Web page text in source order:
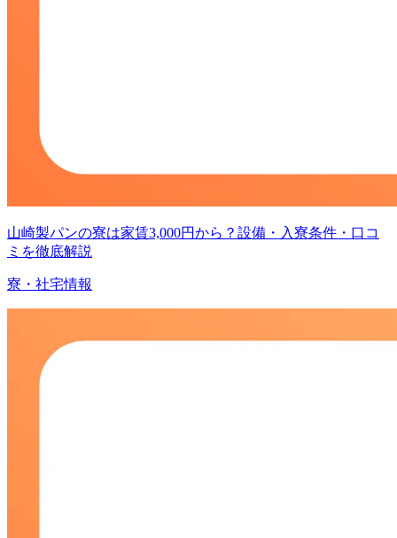
山崎製パンの寮は家賃3,000円から？設備・入寮条件・口コ
ミを徹底解説
寮・社宅情報